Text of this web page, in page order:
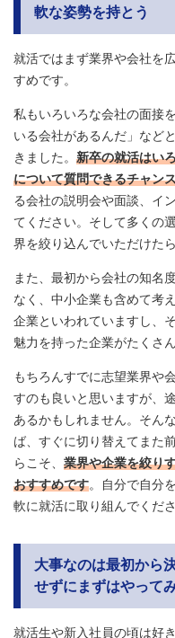
軟な姿勢を持とう
就活ではまず業界や会社を
すめです。
私もいろいろな会社の面接
いる会社があるんだ」など
きました。 新卒の就活はい
について質問できるチャン
る会社の説明会や面談、イ
てください。そして多くの
界を絞り込んでいただけた
また、最初から会社の知名
なく、中小企業も含めて考
企業といわれていますし、
魅力を持った企業がたくさ
もちろんすでに志望業界や
すのも良いと思いますが、
あるかもしれません。そん
ば、すぐに切り替えてまた
らこそ、 業界や企業を絞り
おすすめです。自分で自分
軟に就活に取り組んでくださ
大事なのは最初から
せずにまずはやって
就活生や新入社員の頃は好